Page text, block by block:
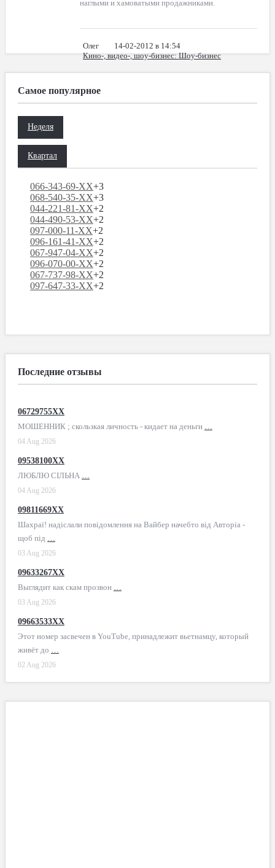
наглыми и хамоватыми продажниками.
Олег
14-02-2012 в 14:54
Кино-, видео-, шоу-бизнес: Шоу-бизнес
Самое популярное
Неделя
Квартал
066-343-69-XX+3
068-540-35-XX+3
044-221-81-XX+2
044-490-53-XX+2
097-000-11-XX+2
096-161-41-XX+2
067-947-04-XX+2
096-070-00-XX+2
067-737-98-XX+2
097-647-33-XX+2
Последние отзывы
06729755XX
МОШЕННИК ; скользкая личность - кидает на деньги …
04 Aug 2026
09538100XX
ЛЮБЛЮ СІЛЬНА …
04 Aug 2026
09811669XX
Шахраї! надіслали повідомлення на Вайбер начебто від Авторіа -
щоб під …
03 Aug 2026
09633267XX
Выглядит как скам прозвон …
03 Aug 2026
09663533XX
Этот номер засвечен в YouTube, принадлежит вьетнамцу, который
живёт до …
02 Aug 2026